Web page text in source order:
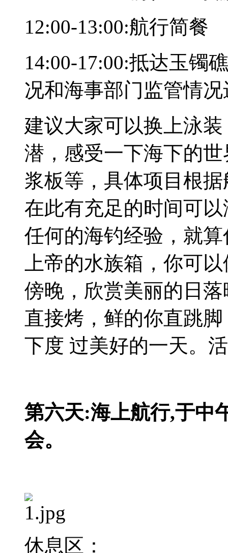
12:00-13:00:航行简餐
14:00-17:00:抵达玉镯
况和海事部门监管情
建议大家可以换上泳
潜，感受一下海下的
浆板等，具体项目根
在此有充足的时间可
任何的海钓经验，就
上帝的水族箱，你可
傍晚，欣赏美丽的日
直接烤，鲜的你直跳
下度 过美好的一天。
第六天:海上航行,于中
会。
休息区：